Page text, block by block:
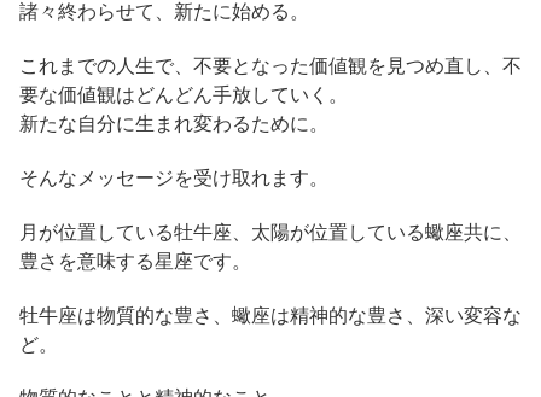
諸々終わらせて、新たに始める。
これまでの人生で、不要となった価値観を見つめ直し、不
要な価値観はどんどん手放していく。
新たな自分に生まれ変わるために。
そんなメッセージを受け取れます。
月が位置している牡牛座、太陽が位置している蠍座共に、
豊さを意味する星座です。
牡牛座は物質的な豊さ、蠍座は精神的な豊さ、深い変容な
ど。